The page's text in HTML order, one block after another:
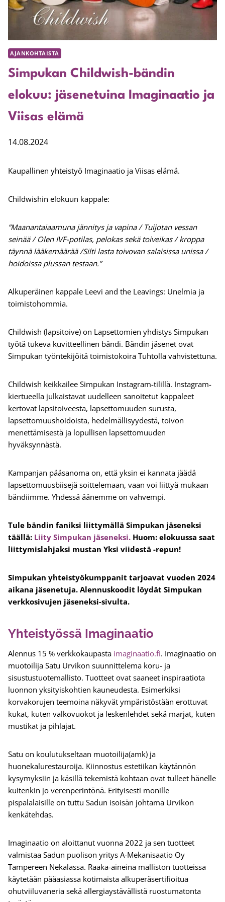
AJANKOHTAISTA
Simpukan Childwish-bändin
elokuu: jäsenetuina Imaginaatio ja
Viisas elämä
14.08.2024
Kaupallinen yhteistyö Imaginaatio ja Viisas elämä.
Childwishin elokuun kappale:
”Maanantaiaamuna jännitys ja vapina / Tuijotan vessan
seinää / Olen IVF-potilas, pelokas sekä toiveikas / kroppa
täynnä lääkemäärää /Silti lasta toivovan salaisissa unissa /
hoidoissa plussan testaan.”
Alkuperäinen kappale Leevi and the Leavings: Unelmia ja
toimistohommia.
Childwish (lapsitoive) on Lapsettomien yhdistys Simpukan
työtä tukeva kuvitteellinen bändi. Bändin jäsenet ovat
Simpukan työntekijöitä toimistokoira Tuhtolla vahvistettuna.
Childwish keikkailee Simpukan Instagram-tilillä. Instagram-
kiertueella julkaistavat uudelleen sanoitetut kappaleet
kertovat lapsitoiveesta, lapsettomuuden surusta,
lapsettomuushoidoista, hedelmällisyydestä, toivon
menettämisestä ja lopullisen lapsettomuuden
hyväksynnästä.
Kampanjan pääsanoma on, että yksin ei kannata jäädä
lapsettomuusbiisejä soittelemaan, vaan voi liittyä mukaan
bändiimme. Yhdessä äänemme on vahvempi.
Tule bändin faniksi liittymällä Simpukan jäseneksi
täällä: Liity Simpukan jäseneksi. Huom: elokuussa saat
liittymislahjaksi mustan Yksi viidestä -repun!
Simpukan yhteistyökumppanit tarjoavat vuoden 2024
aikana jäsenetuja. Alennuskoodit löydät Simpukan
verkkosivujen jäseneksi-sivulta.
Yhteistyössä Imaginaatio
Alennus 15 % verkkokaupasta imaginaatio.fi. Imaginaatio on
muotoilija Satu Urvikon suunnittelema koru- ja
sisustustuotemallisto. Tuotteet ovat saaneet inspiraatiota
luonnon yksityiskohtien kauneudesta. Esimerkiksi
korvakorujen teemoina näkyvät ympäristöstään erottuvat
kukat, kuten valkovuokot ja leskenlehdet sekä marjat, kuten
mustikat ja pihlajat.
Satu on koulutukseltaan muotoilija(amk) ja
huonekalurestauroija. Kiinnostus estetiikan käytännön
kysymyksiin ja käsillä tekemistä kohtaan ovat tulleet hänelle
kuitenkin jo verenperintönä. Erityisesti monille
pispalalaisille on tuttu Sadun isoisän johtama Urvikon
kenkätehdas.
Imaginaatio on aloittanut vuonna 2022 ja sen tuotteet
valmistaa Sadun puolison yritys A-Mekanisaatio Oy
Tampereen Nekalassa. Raaka-aineina malliston tuotteissa
käytetään pääasiassa kotimaista alkuperäsertifioitua
ohutviiluvaneria sekä allergiaystävällistä ruostumatonta